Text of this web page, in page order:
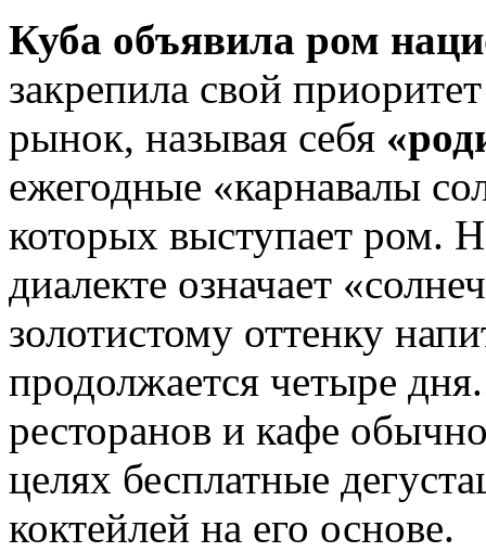
Куба объявила ром
закрепила свой
рынок, называя себя
ежегодные «карнавалы
которых выступает ром.
диалекте означает
золотистому оттенку
продолжается четыре
ресторанов и кафе
целях бесплатные
коктейлей на его основе.